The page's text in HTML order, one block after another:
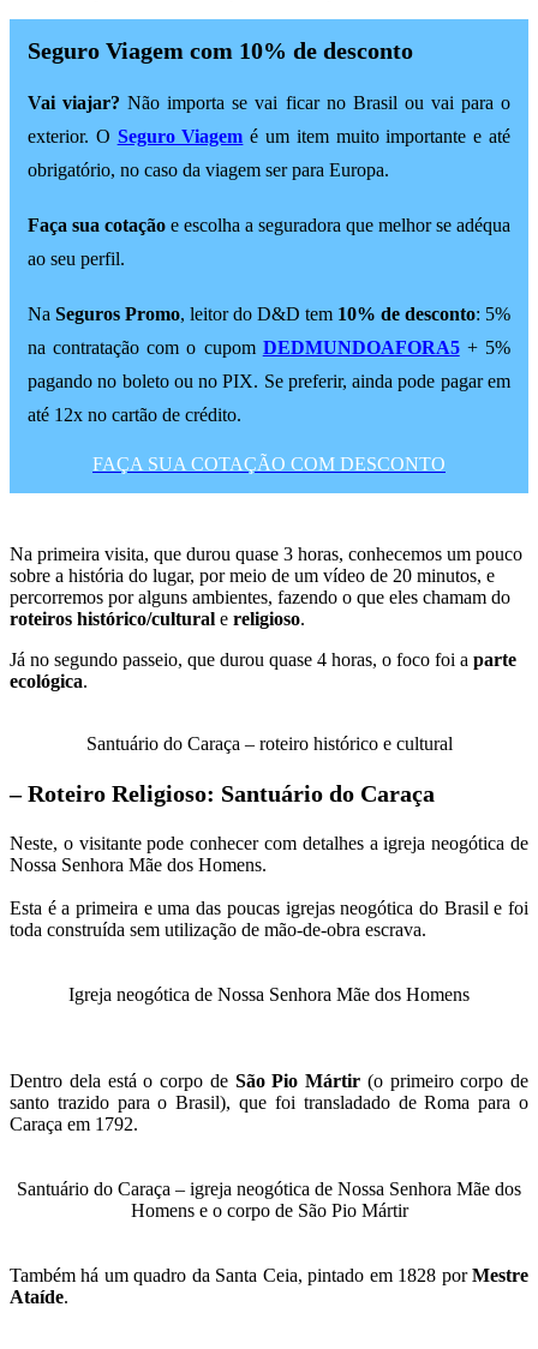
Seguro Viagem com 10% de desconto
Vai viajar? Não importa se vai ficar no Brasil ou vai para o
exterior. O Seguro Viagem é um item muito importante e até
obrigatório, no caso da viagem ser para Europa.
Faça sua cotação e escolha a seguradora que melhor se adéqua
ao seu perfil.
Na Seguros Promo, leitor do D&D tem 10% de desconto: 5%
na contratação com o cupom DEDMUNDOAFORA5+ 5%
pagando no boleto ou no PIX. Se preferir, ainda pode pagar em
até 12x no cartão de crédito.
FAÇA SUA COTAÇÃO COM DESCONTO
Na primeira visita, que durou quase 3 horas, conhecemos um pouco
sobre a história do lugar, por meio de um vídeo de 20 minutos, e
percorremos por alguns ambientes, fazendo o que eles chamam do
roteiros histórico/cultural e religioso.
Já no segundo passeio, que durou quase 4 horas, o foco foi a parte
ecológica.
Santuário do Caraça – roteiro histórico e cultural
– Roteiro Religioso: Santuário do Caraça
Neste, o visitante pode conhecer com detalhes a igreja neogótica de
Nossa Senhora Mãe dos Homens.
Esta é a primeira e uma das poucas igrejas neogótica do Brasil e foi
toda construída sem utilização de mão-de-obra escrava.
Igreja neogótica de Nossa Senhora Mãe dos Homens
Dentro dela está o corpo de São Pio Mártir (o primeiro corpo de
santo trazido para o Brasil), que foi transladado de Roma para o
Caraça em 1792.
Santuário do Caraça – igreja neogótica de Nossa Senhora Mãe dos
Homens e o corpo de São Pio Mártir
Também há um quadro da Santa Ceia, pintado em 1828 porMestre
Ataíde.